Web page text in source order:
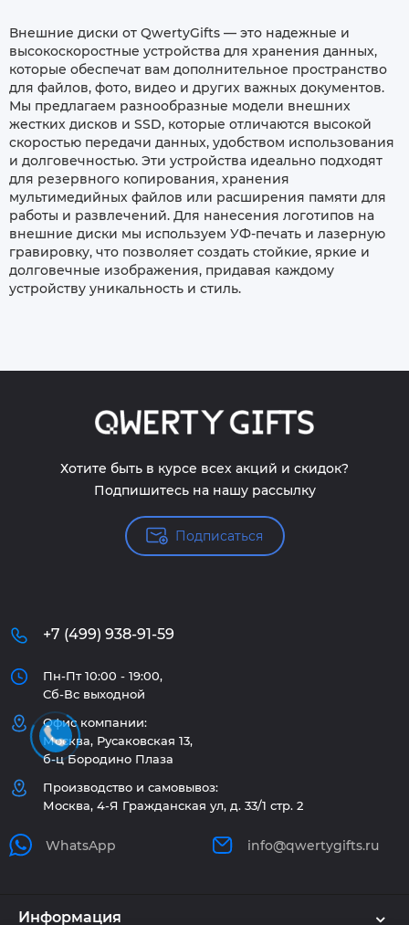
Внешние диски от QwertyGifts — это надежные и
высокоскоростные устройства для хранения данных,
которые обеспечат вам дополнительное пространство
для файлов, фото, видео и других важных документов.
Мы предлагаем разнообразные модели внешних
жестких дисков и SSD, которые отличаются высокой
скоростью передачи данных, удобством использования
и долговечностью. Эти устройства идеально подходят
для резервного копирования, хранения
мультимедийных файлов или расширения памяти для
работы и развлечений. Для нанесения логотипов на
внешние диски мы используем УФ-печать и лазерную
гравировку, что позволяет создать стойкие, яркие и
долговечные изображения, придавая каждому
устройству уникальность и стиль.
Хотите быть в курсе всех акций и скидок?
Подпишитесь на нашу рассылку
Подписаться
+7 (499) 938-91-59
Пн-Пт 10:00 - 19:00,
Сб-Вс выходной
Офис компании:
Москва, Русаковская 13,
б-ц Бородино Плаза
Производство и самовывоз:
Москва, 4-Я Гражданская ул, д. 33/1 стр. 2
WhatsApp info@qwertygifts.ru
Информация